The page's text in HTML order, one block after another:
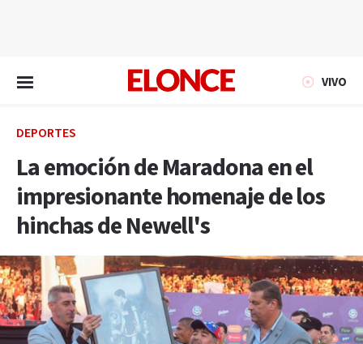
VIVO
DEPORTES
La emoción de Maradona en el
impresionante homenaje de los
hinchas de Newell's